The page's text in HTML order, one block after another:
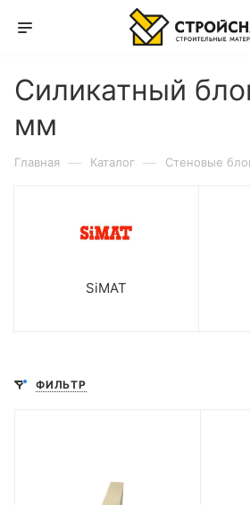
Силикатный
мм
Главная — Каталог — Cтеновые
SiMAT
ФИЛЬТР